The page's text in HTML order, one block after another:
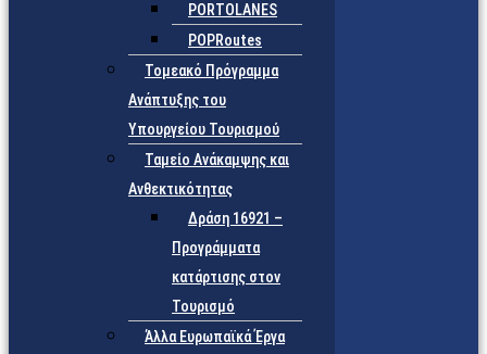
PORTOLANES
POPRoutes
Τομεακό Πρόγραμμα
Ανάπτυξης του
Υπουργείου Τουρισμού
Ταμείο Ανάκαμψης και
Ανθεκτικότητας
Δράση 16921 –
Προγράμματα
κατάρτισης στον
Τουρισμό
Άλλα Ευρωπαϊκά Έργα